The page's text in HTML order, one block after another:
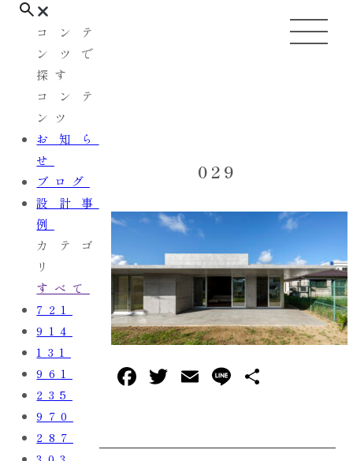
コンテ
ンツで
探す
コンテ
ンツ
お知ら
せ
ブログ
設計事
例
カテゴ
リ
すべて
721
914
131
961
235
970
287
029
F
e
T
te
E
l
L